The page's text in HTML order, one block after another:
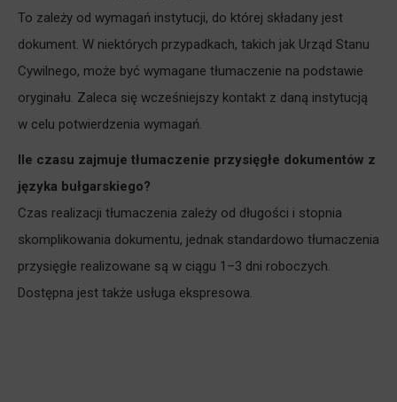
To zależy od wymagań instytucji, do której składany jest
dokument. W niektórych przypadkach, takich jak Urząd Stanu
Cywilnego, może być wymagane tłumaczenie na podstawie
oryginału. Zaleca się wcześniejszy kontakt z daną instytucją
w celu potwierdzenia wymagań.
Ile czasu zajmuje tłumaczenie przysięgłe dokumentów z
języka bułgarskiego?
Czas realizacji tłumaczenia zależy od długości i stopnia
skomplikowania dokumentu, jednak standardowo tłumaczenia
przysięgłe realizowane są w ciągu 1–3 dni roboczych.
Dostępna jest także usługa ekspresowa.